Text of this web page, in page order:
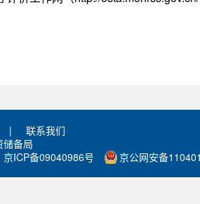
|
联系我们
储备局
京ICP备09040986号 京公网安备